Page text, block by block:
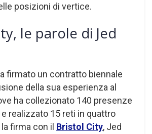
posizioni di vertice.
le parole di Jed
firmato un contratto biennale
della sua esperienza al
ha collezionato 140 presenze
realizzato 15 reti in quattro
firma con il Bristol City, Jed